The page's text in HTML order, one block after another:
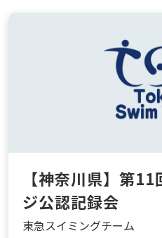
【神奈川県】第
ジ公認記録会
東急スイミングチーム